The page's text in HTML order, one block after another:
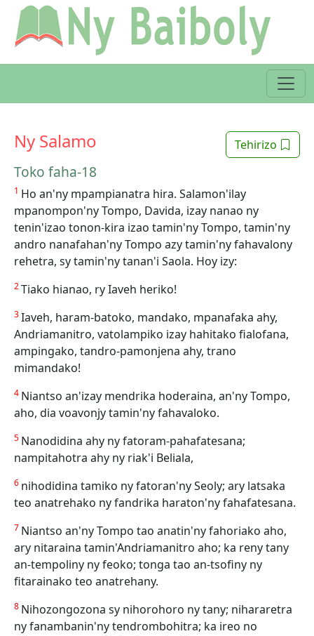
Tehirizo
Ny Salamo
Toko faha-18
1 Ho an'ny mpampianatra hira. Salamon'ilay
mpanompon'ny Tompo, Davida, izay nanao ny
tenin'izao tonon-kira izao tamin'ny Tompo, tamin'ny
andro nanafahan'ny Tompo azy tamin'ny fahavalony
rehetra, sy tamin'ny tanan'i Saola. Hoy izy:
2Tiako hianao, ry Iaveh heriko!
3Iaveh, haram-batoko, mandako, mpanafaka ahy,
Andriamanitro, vatolampiko izay hahitako fialofana,
ampingako, tandro-pamonjena ahy, trano
mimandako!
4 Niantso an'izay mendrika hoderaina, an'ny Tompo,
aho, dia voavonjy tamin'ny fahavaloko.
5 Nanodidina ahy ny fatoram-pahafatesana;
nampitahotra ahy ny riak'i Beliala,
6 nihodidina tamiko ny fatoran'ny Seoly; ary latsaka
teo anatrehako ny fandrika haraton'ny fahafatesana.
7 Niantso an'ny Tompo tao anatin'ny fahoriako aho,
ary nitaraina tamin'Andriamanitro aho; ka reny tany
an-tempoliny ny feoko; tonga tao an-tsofiny ny
fitarainako teo anatrehany.
8 Nihozongozona sy nihorohoro ny tany; nihararetra
ny fanambanin'ny tendrombohitra; ka ireo no